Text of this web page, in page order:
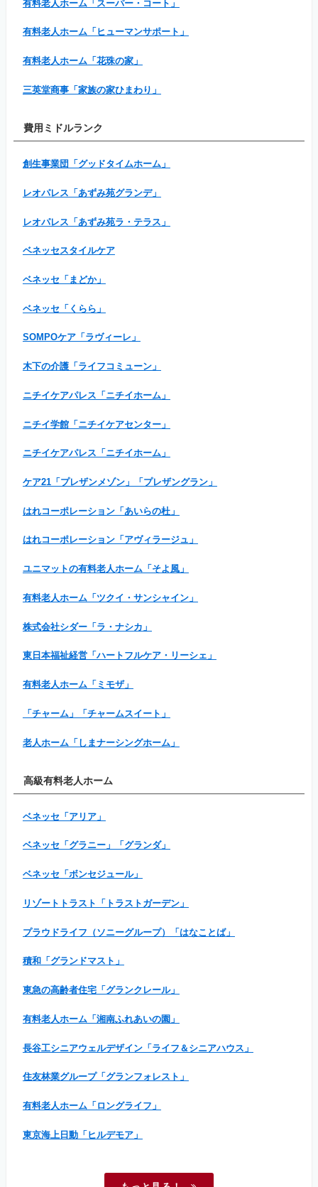
有料老人ホーム「スーパー・コート」
有料老人ホーム「ヒューマンサポート」
有料老人ホーム「花珠の家」
三英堂商事「家族の家ひまわり」
費用ミドルランク
創生事業団「グッドタイムホーム」
レオパレス「あずみ苑グランデ」
レオパレス「あずみ苑ラ・テラス」
ベネッセスタイルケア
ベネッセ「まどか」
ベネッセ「くらら」
SOMPOケア「ラヴィーレ」
木下の介護「ライフコミューン」
ニチイケアパレス「ニチイホーム」
ニチイ学館「ニチイケアセンター」
ニチイケアパレス「ニチイホーム」
ケア21「プレザンメゾン」「プレザングラン」
はれコーポレーション「あいらの杜」
はれコーポレーション「アヴィラージュ」
ユニマットの有料老人ホーム「そよ風」
有料老人ホーム「ツクイ・サンシャイン」
株式会社シダー「ラ・ナシカ」
東日本福祉経営「ハートフルケア・リーシェ」
有料老人ホーム「ミモザ」
「チャーム」「チャームスイート」
老人ホーム「しまナーシングホーム」
高級有料老人ホーム
ベネッセ「アリア」
ベネッセ「グラニー」「グランダ」
ベネッセ「ボンセジュール」
リゾートトラスト「トラストガーデン」
プラウドライフ（ソニーグループ）「はなことば」
積和「グランドマスト」
東急の高齢者住宅「グランクレール」
有料老人ホーム「湘南ふれあいの園」
長谷工シニアウェルデザイン「ライフ＆シニアハウス」
住友林業グループ「グランフォレスト」
有料老人ホーム「ロングライフ」
東京海上日動「ヒルデモア」